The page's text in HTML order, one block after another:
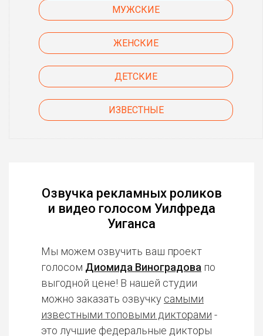
МУЖСКИЕ
ЖЕНСКИЕ
ДЕТСКИЕ
ИЗВЕСТНЫЕ
Озвучка рекламных роликов
и видео голосом Уилфреда
Уиганса
Мы можем озвучить ваш проект
голосом Диомида Виноградова по
выгодной цене! В нашей студии
можно заказать озвучку самыми
известными топовыми дикторами -
это лучшие федеральные дикторы